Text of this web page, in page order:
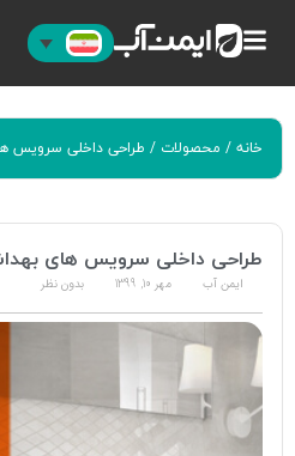
خانه/ محصولات / طراحی داخلی سرویس
طراحی داخلی سرویس های
ایمن آب مهر 10, 1399 بدون نظر